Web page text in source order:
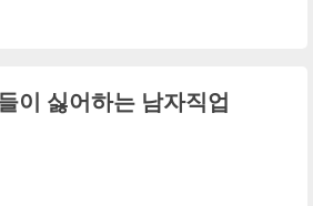
이 싫어하는 남자직업